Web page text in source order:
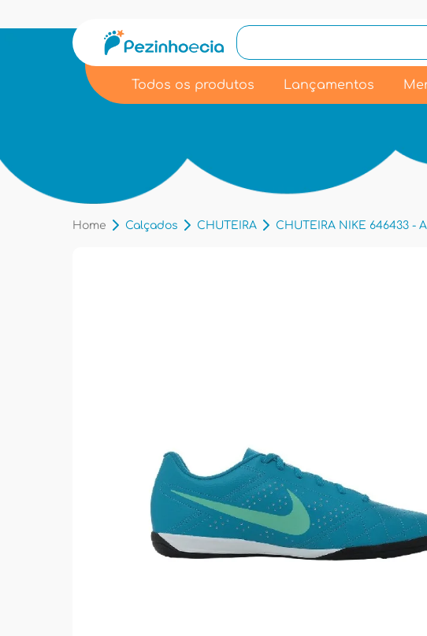
Todos os produtos Lançamentos
Home Calçados CHUTEIRA CHUTEIRA NIKE 646433 -